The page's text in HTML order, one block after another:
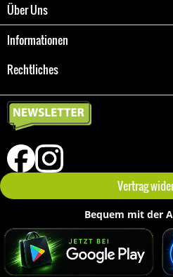
Über Uns
Informationen
Rechtliches
Vertrag
Bequem mit der